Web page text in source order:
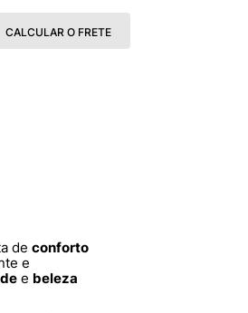
CALCULAR O FRETE
de conforto
e
e beleza